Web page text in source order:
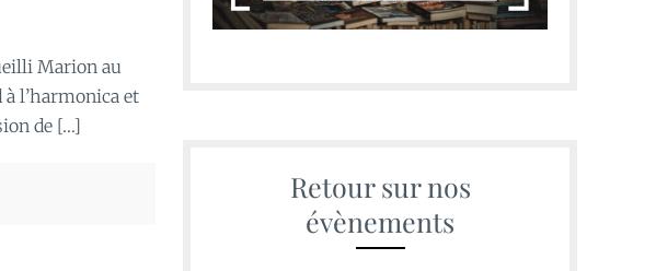
Marion au
l’harmonica et
de […]
Retour sur nos
évènements